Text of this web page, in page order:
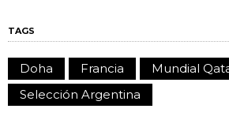
TAGS
Doha Francia
Mundial
Selección Argentina